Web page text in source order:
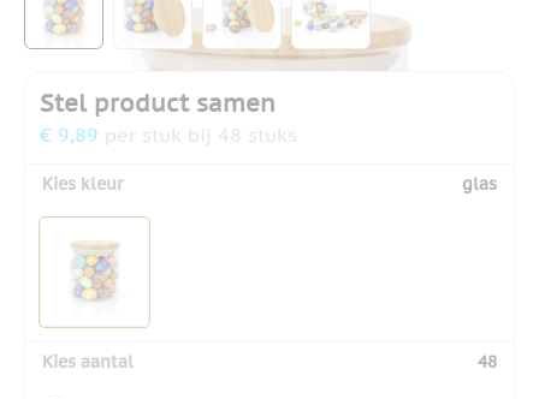
Stel product samen
€ 9,89 per stuk bij 48 stuks
Kies kleur glas
Kies aantal 48